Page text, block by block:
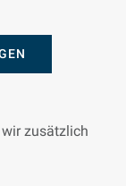
zusätzlich